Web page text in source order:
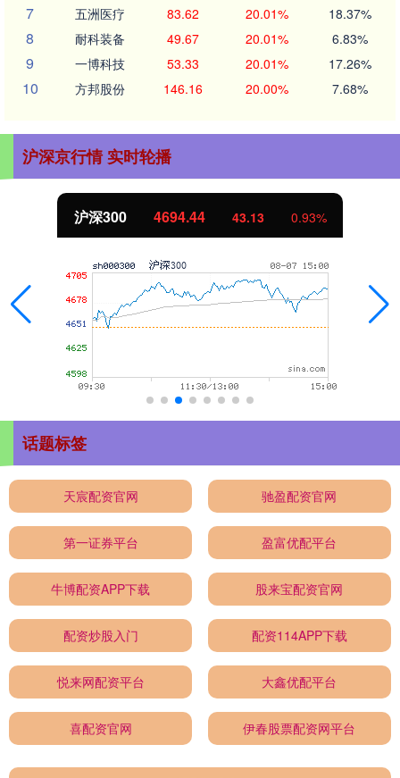
7 五洲医疗 83.62 20.01% 18.37%
8 耐科装备 49.67 20.01% 6.83%
9 一博科技 53.33 20.01% 17.26%
10 方邦股份 146.16 20.00% 7.68%
沪深京行情 实时轮播
沪深300 4694.44 43.13 0.93%
话题标签
天宸配资官网 驰盈配资官网
第一证券平台 盈富优配平台
牛博配资APP下载 股来宝配资官网
配资炒股入门 配资114APP下载
悦来网配资平台 大鑫优配平台
喜配资官网 伊春股票配资网平台